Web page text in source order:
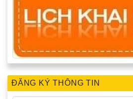
ĐĂNG KÝ THÔNG TIN